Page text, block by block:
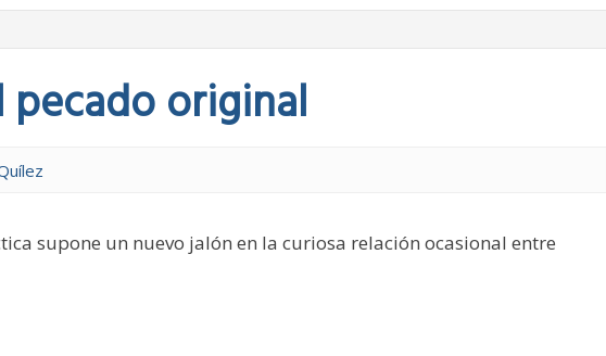
pecado original
supone un nuevo jalón en la curiosa relación ocasional entre